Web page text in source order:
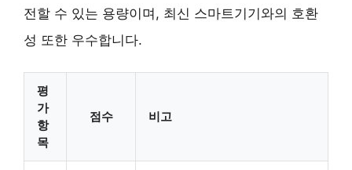
전할 수 있는 용량이며, 최신 스마트기기와의 호환
성 또한 우수합니다.
평
가
항
목
점수 비고